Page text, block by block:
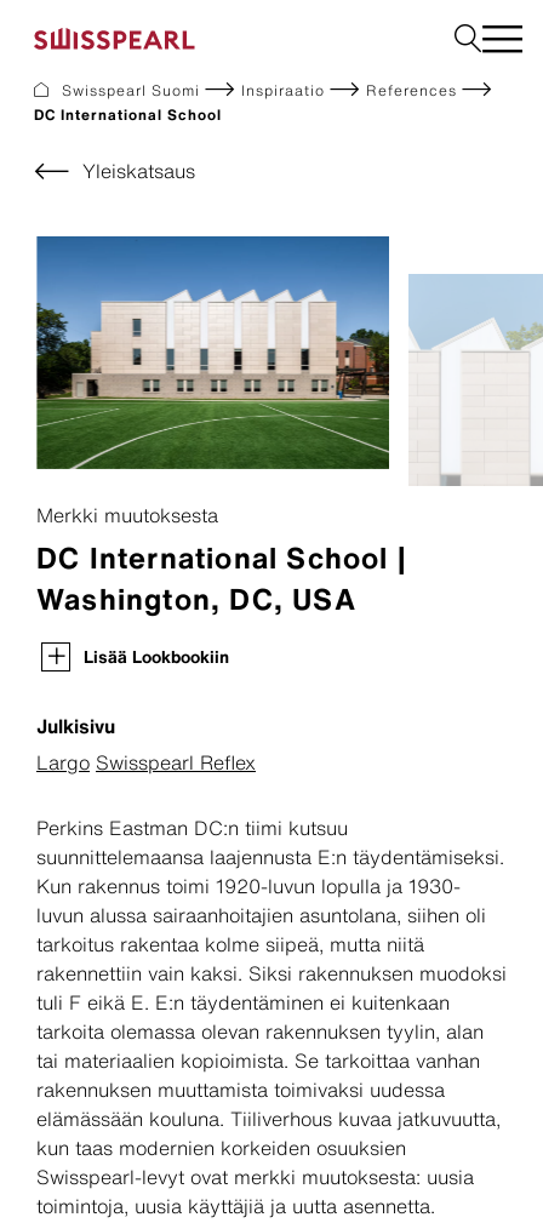
Meistä
Palvelut
Inspiraatio
Kestävä kehitys
Julkisivulevyt
Rakennuslevyt
Sisätilalevyt
Swisspearl Suomi Inspiraatio
References
DC International School
Yleiskatsaus
Merkki muutoksesta
DC International School |
Washington, DC, USA
Lisää Lookbookiin
Julkisivu
Largo Swisspearl Reflex
Perkins Eastman DC:n tiimi kutsuu
suunnittelemaansa laajennusta E:n täydentämiseksi.
Kun rakennus toimi 1920-luvun lopulla ja 1930-
luvun alussa sairaanhoitajien asuntolana, siihen oli
tarkoitus rakentaa kolme siipeä, mutta niitä
rakennettiin vain kaksi. Siksi rakennuksen muodoksi
tuli F eikä E. E:n täydentäminen ei kuitenkaan
tarkoita olemassa olevan rakennuksen tyylin, alan
tai materiaalien kopioimista. Se tarkoittaa vanhan
rakennuksen muuttamista toimivaksi uudessa
elämässään kouluna. Tiiliverhous kuvaa jatkuvuutta,
kun taas modernien korkeiden osuuksien
Swisspearl-levyt ovat merkki muutoksesta: uusia
toimintoja, uusia käyttäjiä ja uutta asennetta.